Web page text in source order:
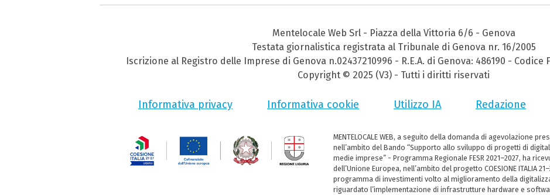
Mentelocale Web Srl - Piazza della Vittoria 6/6 - Genova
Testata giornalistica registrata al Tribunale di Genova nr. 16/2005
Iscrizione al Registro delle Imprese di Genova n.02437210996 - R.E.A. di Genova: 486190 - Codice
Copyright © 2025 (V3) - Tutti i diritti riservati
Informativa privacy Informativa cookie Utilizzo IA Redazione
MENTELOCALE WEB, a seguito della domanda di agevolazione
nell’ambito del Bando “Supporto allo sviluppo di progetti di
medie imprese” - Programma Regionale FESR 2021–2027, ha
dell’Unione Europea, nell’ambito del progetto COESIONE ITALIA
programma di investimenti volto al miglioramento della
riguardato l’implementazione di infrastrutture hardware e